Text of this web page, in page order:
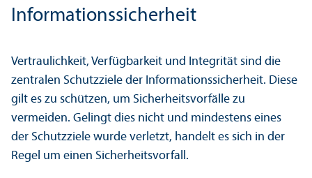
Informations­sicherheit
Vertraulichkeit, Verfügbarkeit und Integrität sind die
zentralen Schutz­ziele der Informations­sicherheit. Diese
gilt es zu schützen, um Sicherheits­vorfälle zu
vermeiden. Gelingt dies nicht und mindestens eines
der Schutz­ziele wurde verletzt, handelt es sich in der
Regel um einen Sicherheits­vorfall.